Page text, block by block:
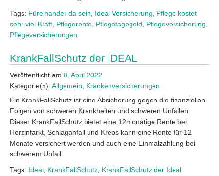
Tags: Füreinander da sein Ideal Versicherung
Pflege kostet
sehr viel Kraft Pflegerente Pflegetagegeld Pflegeversicherung
Pflegeversicherungen
KrankFallSchutz der IDEAL
Veröffentlicht am 8. April 2022
Kategorie(n): Allgemein
Krankenversicherungen
Ein KrankFallSchutz ist eine Absicherung gegen die finanziellen
Folgen von schweren Krankheiten und schweren Unfällen.
Dieser KrankFallSchutz bietet eine 12monatige Rente bei
Herzinfarkt, Schlaganfall und Krebs kann eine Rente für 12
Monate versichert werden und auch eine Einmalzahlung bei
schwerem Unfall.
Tags: Ideal KrankFallSchutz KrankFallSchutz der Ideal